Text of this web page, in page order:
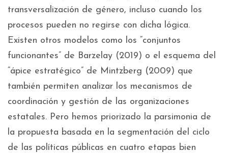
transversalización de género, incluso cuando los
procesos pueden no regirse con dicha lógica.
Existen otros modelos como los “conjuntos
funcionantes” de Barzelay (2019) o el esquema del
“ápice estratégico” de Mintzberg (2009) que
también permiten analizar los mecanismos de
coordinación y gestión de las organizaciones
estatales. Pero hemos priorizado la parsimonia de
la propuesta basada en la segmentación del ciclo
de las políticas públicas en cuatro etapas bien